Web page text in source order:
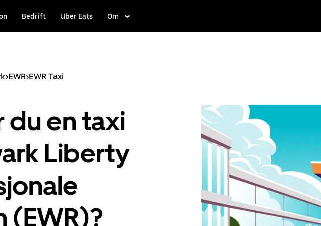
Bedrift Uber Eats Om
>EWR>EWR Taxi
du en taxi
Liberty
(EWR)?